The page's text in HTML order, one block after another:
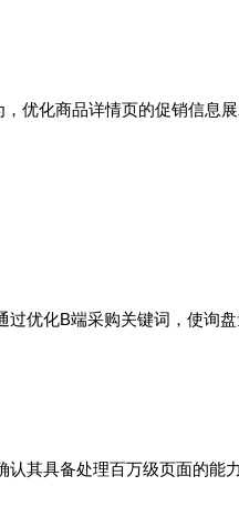
优化商品详情页的促销信息展
过优化B端采购关键词，使询
其具备处理百万级页面的能力